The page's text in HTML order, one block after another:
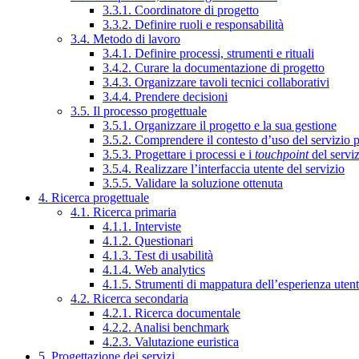
3.3.1. Coordinatore di progetto
3.3.2. Definire ruoli e responsabilità
3.4. Metodo di lavoro
3.4.1. Definire processi, strumenti e rituali
3.4.2. Curare la documentazione di progetto
3.4.3. Organizzare tavoli tecnici collaborativi
3.4.4. Prendere decisioni
3.5. Il processo progettuale
3.5.1. Organizzare il progetto e la sua gestione
3.5.2. Comprendere il contesto d’uso del servizio
3.5.3. Progettare i processi e i touchpointdel
3.5.4. Realizzare l’interfaccia utente del servizio
3.5.5. Validare la soluzione ottenuta
4. Ricerca progettuale
4.1. Ricerca primaria
4.1.1. Interviste
4.1.2. Questionari
4.1.3. Test di usabilità
4.1.4. Web analytics
4.1.5. Strumenti di mappatura dell’esperienza
4.2. Ricerca secondaria
4.2.1. Ricerca documentale
4.2.2. Analisi benchmark
4.2.3. Valutazione euristica
5. Progettazione dei servizi